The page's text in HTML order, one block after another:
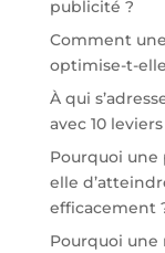
publicité ?
Comment
optimise-t-
À qui
avec 10
Pourquoi
elle
efficacement
Pourquoi